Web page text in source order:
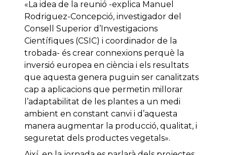
«La idea de la reunió -explica Manuel
Rodriguez-Concepció, investigador del
Consell Superior d’Investigacions
Científiques (CSIC) i coordinador de la
trobada- és crear connexions perquè la
inversió europea en ciència i els resultats
que aquesta genera puguin ser canalitzats
cap a aplicacions que permetin millorar
l’adaptabilitat de les plantes a un medi
ambient en constant canvi i d’aquesta
manera augmentar la producció, qualitat, i
seguretat dels productes vegetals».